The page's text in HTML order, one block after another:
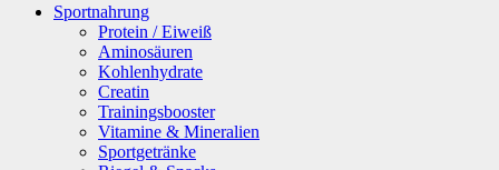
Sportnahrung
Protein / Eiweiß
Aminosäuren
Kohlenhydrate
Creatin
Trainingsbooster
Vitamine & Mineralien
Sportgetränke